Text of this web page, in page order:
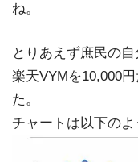
ね。
とりあえず庶民の
楽天VYMを10,000
た。
チャートは以下のよ